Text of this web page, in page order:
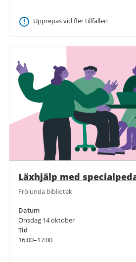
Upprepas vid fler tillfällen
Läxhjälp med
Frölunda bibliotek
Datum
Onsdag 14 oktober
Tid
16:00–17:00